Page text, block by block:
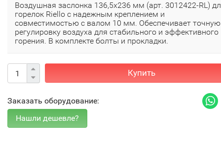
Воздушная заслонка 136,5x236 мм (арт. 3012422-RL)
горелок Riello с надежным креплением и
совместимостью с валом 10 мм. Обеспечивает точную
регулировку воздуха для стабильного и эффективного
горения. В комплекте болты и прокладки.
Купить
Заказать оборудование: